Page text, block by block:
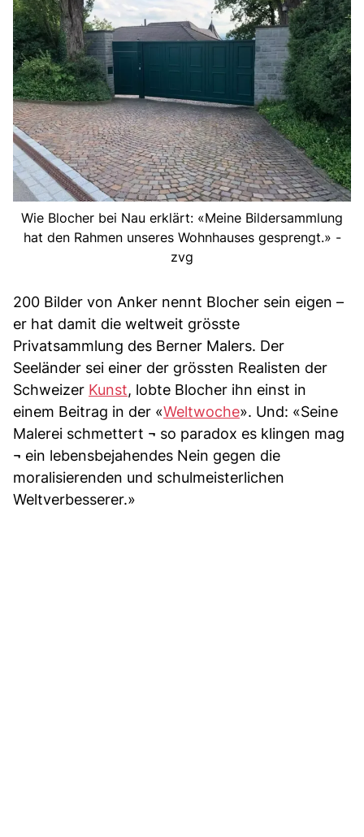
Wie Blocher bei Nau erklärt: «Meine Bildersammlung
hat den Rahmen unseres Wohnhauses gesprengt.» -
zvg
200 Bilder von Anker nennt Blocher sein eigen –
er hat damit die weltweit grösste
Privatsammlung des Berner Malers. Der
Seeländer sei einer der grössten Realisten der
Schweizer Kunst, lobte Blocher ihn einst in
einem Beitrag in der «Weltwoche». Und: «Seine
Malerei schmettert ¬ so paradox es klingen mag
¬ ein lebensbejahendes Nein gegen die
moralisierenden und schulmeisterlichen
Weltverbesserer.»